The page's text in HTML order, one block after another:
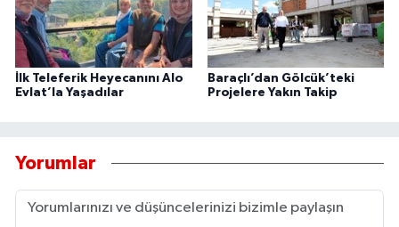
İlk Teleferik Heyecanını Alo
Evlat’la Yaşadılar
Baraçlı’dan Gölcük’teki
Projelere Yakın Takip
Yorumlar